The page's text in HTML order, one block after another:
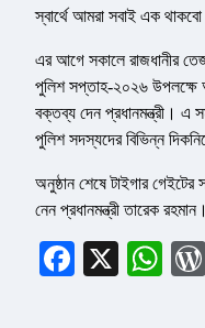
স্বার্থে আমরা সবাই এক
এর আগে সকালে রাজধানীর
পুলিশ সপ্তাহ-২০২৬ উপলক্ষে
বক্তব্য দেন প্রধানমন্ত্রী। এ
পুলিশ সদস্যদের বিভিন্ন
অনুষ্ঠান শেষে টাইগার গেইটের
নেন প্রধানমন্ত্রী তারেক রহমান।
Facebook
X